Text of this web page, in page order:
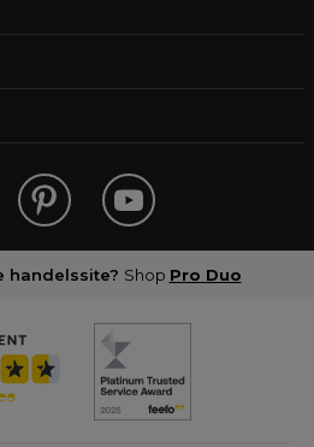
handelssite? Shop Pro Duo